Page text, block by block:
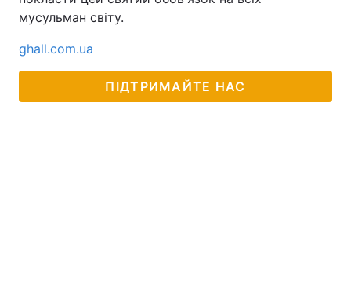
мусульман світу.
ghall.com.ua
ПІДТРИМАЙТЕ НАС